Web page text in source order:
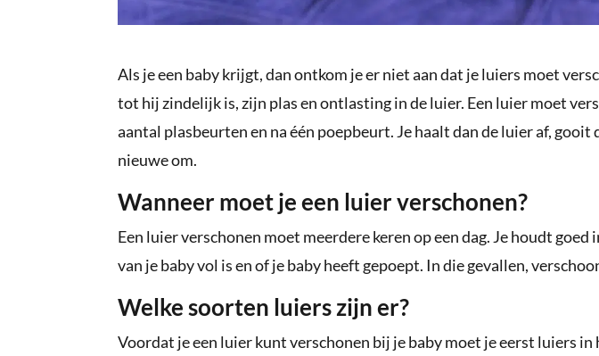
Als je een baby krijgt, dan ontkom je er niet aan dat je luiers moet
tot hij zindelijk is, zijn plas en ontlasting in de luier. Een luier moet
aantal plasbeurten en na één poepbeurt. Je haalt dan de luier af, gooit
nieuwe om.
Wanneer moet je een luier verschonen?
Een luier verschonen moet meerdere keren op een dag. Je houdt goed
van je baby vol is en of je baby heeft gepoept. In die gevallen,
Welke soorten luiers zijn er?
Voordat je een luier kunt verschonen bij je baby moet je eerst luiers